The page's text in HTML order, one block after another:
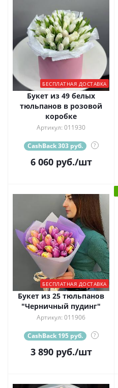
БЕСПЛАТНАЯ ДОСТАВКА
Букет из 49 белых
тюльпанов в розовой
коробке
Артикул: 011930
CashBack 303 руб. ?
6 060руб./шт
БЕСПЛАТНАЯ ДОСТАВКА
Букет из 25 тюльпанов
"Черничный пудинг"
Артикул: 011906
CashBack 195 руб. ?
3 890руб./шт